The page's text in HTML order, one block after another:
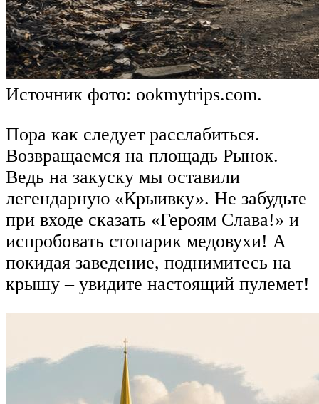
Источник фото: ookmytrips.com.
Пора как следует расслабиться.
Возвращаемся на площадь Рынок.
Ведь на закуску мы оставили
легендарную «Крыивку». Не забудьте
при входе сказать «Героям Слава!» и
испробовать стопарик медовухи! А
покидая заведение, поднимитесь на
крышу – увидите настоящий пулемет!